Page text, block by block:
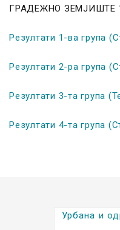
ГРАДЕЖНО ЗЕМЈИШТЕ
Резултати 1-ва група
Резултати 2-ра група
Резултати 3-та група
Резултати 4-та група
Урбана и